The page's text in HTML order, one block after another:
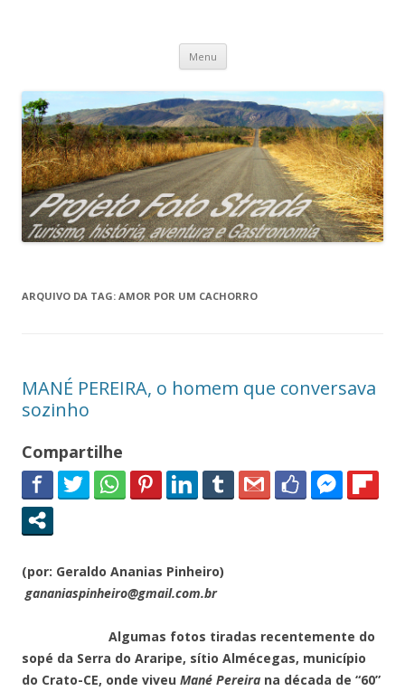
Projeto Foto Strada
Menu Pular
o
conteúdo
ARQUIVO DA TAG: AMOR POR UM CACHORRO
MANÉ PEREIRA, o homem que conversava
sozinho
Compartilhe
(por: Geraldo Ananias Pinheiro)
gananiaspinheiro@gmail.com.br
Algumas fotos tiradas recentemente do
sopé da Serra do Araripe, sítio Almécegas, município
do Crato-CE, onde viveu Mané Pereira na década de “60”